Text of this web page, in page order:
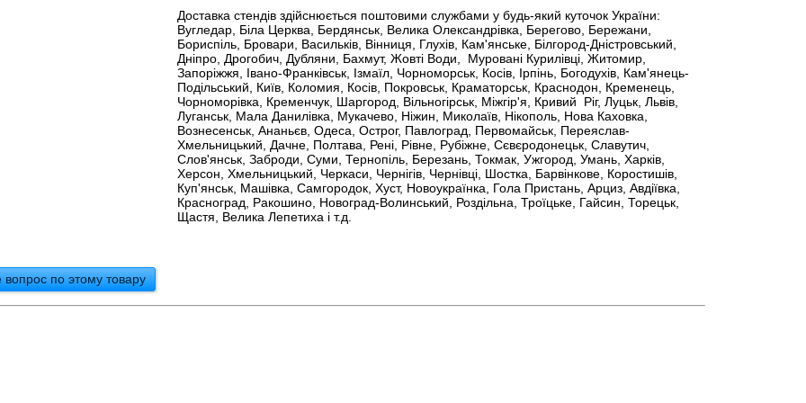
Доставка стендів здійснюється поштовими службами у будь-який куточок України:
Вугледар, Біла Церква, Бердянськ, Велика Олександрівка, Берегово, Бережани,
Бориспіль, Бровари, Васильків, Вінниця, Глухів, Кам'янське, Білгород-Дністровський,
Дніпро, Дрогобич, Дубляни, Бахмут, Жовті Води, Муровані Курилівці, Житомир,
Запоріжжя, Івано-Франківськ, Ізмаїл, Чорноморськ, Косів, Ірпінь, Богодухів, Кам'янець-
Подільський, Київ, Коломия, Косів, Покровськ, Краматорськ, Краснодон, Кременець,
Чорноморівка, Кременчук, Шаргород, Вільногірськ, Міжгір'я, Кривий Ріг, Луцьк, Львів,
Луганськ, Мала Данилівка, Мукачево, Ніжин, Миколаїв, Нікополь, Нова Каховка,
Вознесенськ, Ананьєв, Одеса, Острог, Павлоград, Первомайськ, Переяслав-
Хмельницький, Дачне, Полтава, Рені, Рівне, Рубіжне, Сєвєродонецьк, Славутич,
Слов'янськ, Заброди, Суми, Тернопіль, Березань, Токмак, Ужгород, Умань, Харків,
Херсон, Хмельницький, Черкаси, Чернігів, Чернівці, Шостка, Барвінкове, Коростишів,
Куп'янськ, Машівка, Самгородок, Хуст, Новоукраїнка, Гола Пристань, Арциз, Авдіївка,
Красноград, Ракошино, Новоград-Волинський, Роздільна, Троїцьке, Гайсин, Торецьк,
Щастя, Велика Лепетиха і т.д.
вопрос по этому товару